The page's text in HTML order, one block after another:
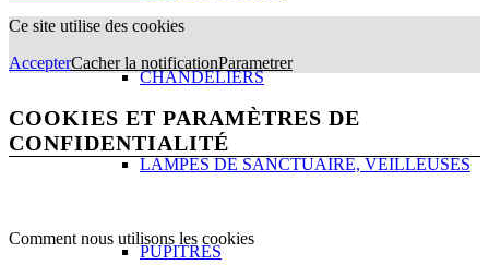
CHANDELIERS
LAMPES DE SANCTUAIRE, VEILLEUSES
PUPITRES
Ce site utilise des cookies
AccepterCacher la notificationParametrer
COOKIES ET PARAMÈTRES DE
CONFIDENTIALITÉ
Comment nous utilisons les cookies